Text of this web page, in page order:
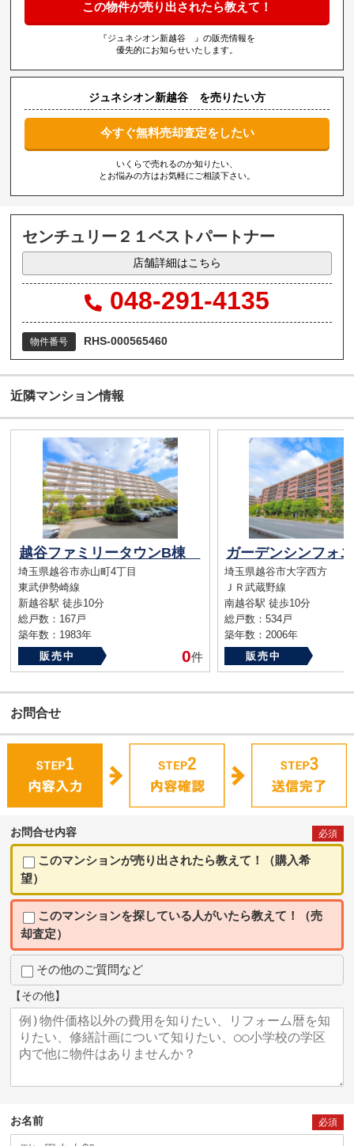
この物件が売り出されたら教えて！
『ジュネシオン新越谷 』の販売情報を
優先的にお知らせいたします。
ジュネシオン新越谷 を売りたい方
今すぐ無料売却査定をしたい
いくらで売れるのか知りたい、
とお悩みの方はお気軽にご相談下さい。
センチュリー２１ベストパートナー
店舗詳細はこちら
048-291-4135
物件番号 RHS-000565460
近隣マンション情報
越谷ファミリータウンB棟
埼玉県越谷市赤山町4丁目
東武伊勢崎線
新越谷駅 徒歩10分
総戸数：167戸
築年数：1983年
販売中
0件
埼玉県越谷市大字西方
ＪＲ武蔵野線
南越谷駅 徒歩10分
総戸数：534戸
築年数：2006年
販売中
お問合せ
お問合せ内容 必須
このマンションが売り出されたら教えて！（購入希
望）
このマンションを探している人がいたら教えて！（売
却査定）
その他のご質問など
【その他】
お名前 必須